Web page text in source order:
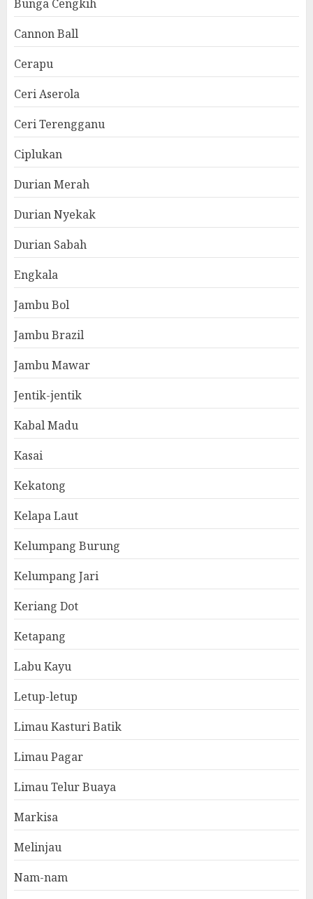
Bunga Cengkih
Cannon Ball
Cerapu
Ceri Aserola
Ceri Terengganu
Ciplukan
Durian Merah
Durian Nyekak
Durian Sabah
Engkala
Jambu Bol
Jambu Brazil
Jambu Mawar
Jentik-jentik
Kabal Madu
Kasai
Kekatong
Kelapa Laut
Kelumpang Burung
Kelumpang Jari
Keriang Dot
Ketapang
Labu Kayu
Letup-letup
Limau Kasturi Batik
Limau Pagar
Limau Telur Buaya
Markisa
Melinjau
Nam-nam